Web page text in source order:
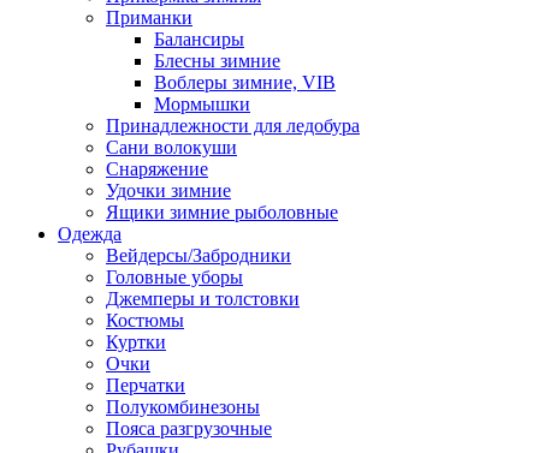
Приманки
Балансиры
Блесны зимние
Воблеры зимние, VIB
Мормышки
Принадлежности для ледобура
Сани волокуши
Снаряжение
Удочки зимние
Ящики зимние рыболовные
Одежда
Вейдерсы/Забродники
Головные уборы
Джемперы и толстовки
Костюмы
Куртки
Очки
Перчатки
Полукомбинезоны
Пояса разгрузочные